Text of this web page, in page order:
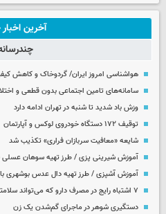
آخرین
هواشناسی امروز ایران/ گردوخاک و کاهش
سامانه‌های تامین اجتماعی بدون قطعی و
وزش باد شدید تا شنبه در تهران ادامه دارد
توقیف ۱۷۲ دستگاه خودروی لوکس و آپارتمان
شایعه «معافیت سربازان فراری» تکذیب شد
آموزش شیرینی پزی / طرز تهیه سوهان عسلی
آموزش آشپزی / طرز تهیه دال عدس بوشهری
۷ اشتباه رایج در مصرف دارو که می‌تواند سلامتتان را به خطر بیندازد
دستگیری شوهر در ماجرای گم‌شدن یک زن